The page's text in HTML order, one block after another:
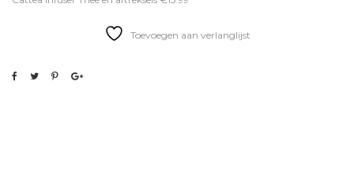
Toevoegen aan verlanglijst